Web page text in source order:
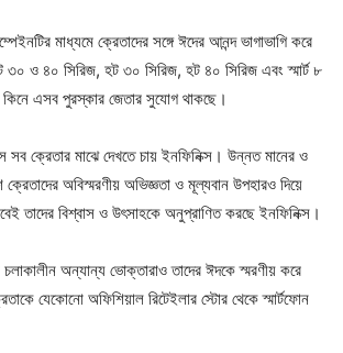
মাধ্যমে ক্রেতাদের সঙ্গে ঈদের আনন্দ ভাগাভাগি করে
ও ৪০ সিরিজ, হট ৩০ সিরিজ, হট ৪০ সিরিজ এবং স্মার্ট ৮
কিনে এসব পুরস্কার জেতার সুযোগ থাকছে।
সব ক্রেতার মাঝে দেখতে চায় ইনফিনিক্স। উন্নত মানের ও
ক্রেতাদের অবিস্মরণীয় অভিজ্ঞতা ও মূল্যবান উপহারও দিয়ে
তাদের বিশ্বাস ও উৎসাহকে অনুপ্রাণিত করছে ইনফিনিক্স।
চলাকালীন অন্যান্য ভোক্তারাও তাদের ঈদকে স্মরণীয় করে
যেকোনো অফিশিয়াল রিটেইলার স্টোর থেকে স্মার্টফোন